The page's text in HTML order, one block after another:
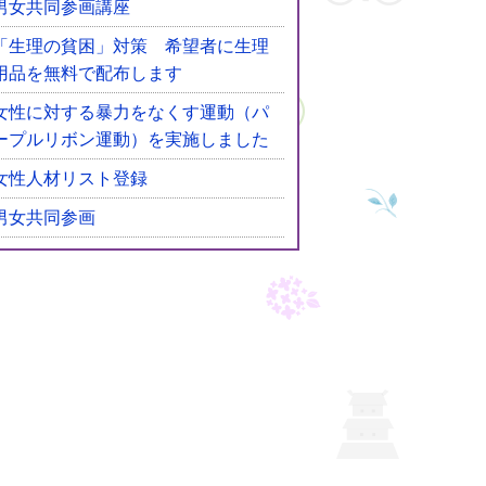
女共同参画講座
生理の貧困」対策 希望者に生理
品を無料で配布します
性に対する暴力をなくす運動（パ
プルリボン運動）を実施しました
性人材リスト登録
女共同参画